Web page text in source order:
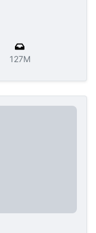
127M